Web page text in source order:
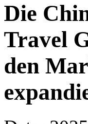
Die
Travel
den